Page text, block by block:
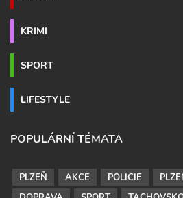
KRIMI
SPORT
LIFESTYLE
POPULÁRNÍ TÉMATA
PLZEŇ AKCE POLICIE